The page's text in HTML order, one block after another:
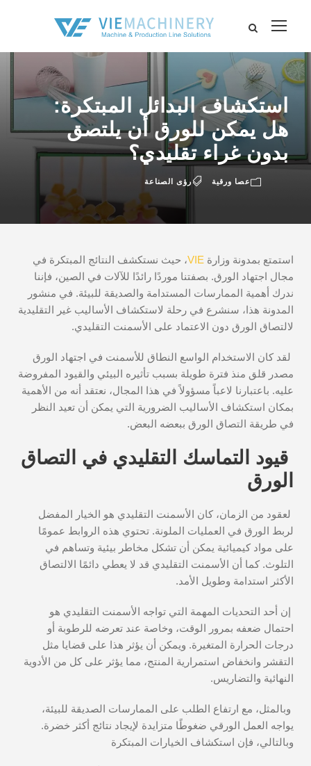
استكشاف البدائل المبتكرة:
هل يمكن للورق أن يلتصق
بدون غراء تقليدي؟
عصا ورقية رؤى الصناعة
استمتع بمدونة وزارة VIE، حيث نستكشف النتائج المبتكرة في
مجال اجتهاد الورق. بصفتنا موردًا رائدًا للآلات في الصين، فإننا
ندرك أهمية الممارسات المستدامة والصديقة للبيئة. في منشور
المدونة هذا، سنشرع في رحلة لاستكشاف الأساليب غير التقليدية
لالتصاق الورق دون الاعتماد على الأسمنت التقليدي.
لقد كان الاستخدام الواسع النطاق للأسمنت في اجتهاد الورق
مصدر قلق منذ فترة طويلة بسبب تأثيره البيئي والقيود المفروضة
عليه. باعتبارنا لاعباً مسؤولاً في هذا المجال، نعتقد أنه من الأهمية
بمكان استكشاف الأساليب الضرورية التي يمكن أن تعيد النظر
في طريقة التصاق الورق ببعضه البعض.
قيود التماسك التقليدي في التصاق
الورق
لعقود من الزمان، كان الأسمنت التقليدي هو الخيار المفضل
لربط الورق في العمليات الملونة. تحتوي هذه الروابط عمومًا
على مواد كيميائية يمكن أن تشكل مخاطر بيئية وتساهم في
التلوث. كما أن الأسمنت التقليدي قد لا يعطي دائمًا الالتصاق
الأكثر استدامة وطويل الأمد.
إن أحد التحديات المهمة التي تواجه الأسمنت التقليدي هو
احتمال ضعفه بمرور الوقت، وخاصة عند تعرضه للرطوبة أو
درجات الحرارة المتغيرة. ويمكن أن يؤثر هذا على قضايا مثل
التقشر وانخفاض استمرارية المنتج، مما يؤثر على كل من الأدوية
النهائية والتضاريس.
وبالمثل، مع ارتفاع الطلب على الممارسات الصديقة للبيئة،
يواجه العمل الورقي ضغوطًا متزايدة لإيجاد نتائج أكثر خضرة.
وبالتالي، فإن استكشاف الخيارات المبتكرة